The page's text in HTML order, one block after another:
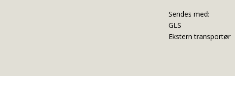
Sendes med:
GLS
Ekstern transportør